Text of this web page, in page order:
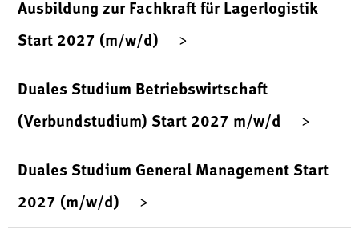
Ausbildung zur Fachkraft für Lagerlogistik
Start 2027 (m/w/d)
Duales Studium Betriebswirtschaft
(Verbundstudium) Start 2027 m/w/d
Duales Studium General Management Start
2027 (m/w/d)